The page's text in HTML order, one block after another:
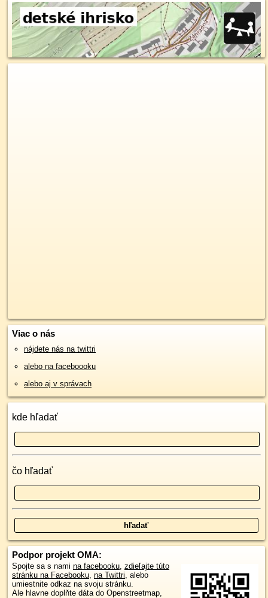
Viac o nás
nájdete nás na twittri
alebo na faceboooku
alebo aj v správach
kde hľadať
čo hľadať
Podpor projekt OMA:
Spojte sa s nami na facebooku, zdieľajte túto
stránku na Facebooku, na Twittri, alebo
umiestnite odkaz na svoju stránku.
Ale hlavne doplňte dáta do Openstreetmap,